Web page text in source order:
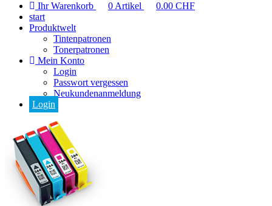
Ihr Warenkorb 0 Artikel 0.00 CHF
start
Produktwelt
Tintenpatronen
Tonerpatronen
Mein Konto
Login
Passwort vergessen
Neukundenanmeldung
Login